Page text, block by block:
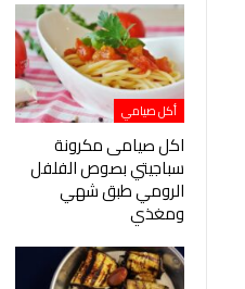
أكل صيامي
اكل صيامى مكرونة
سباجيتي بصوص الفلفل
الرومي طبق شهي
ومغذي